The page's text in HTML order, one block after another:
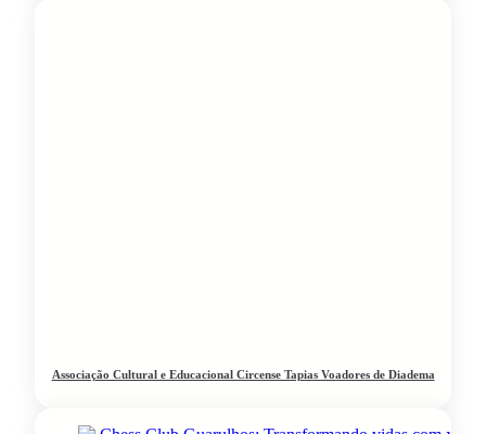
Associação Cultural e Educacional Circense Tapias Voadores de Diadema